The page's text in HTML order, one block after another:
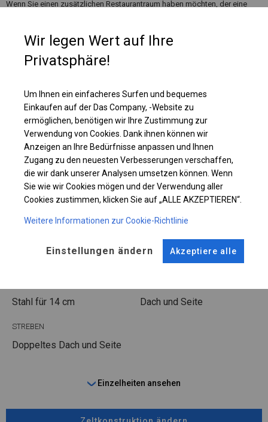
Wenn Sie einen zusätzlichen Restaurantraum haben möchten, der eine
ihre Funktionen erfüllen.
Plane ändern
KONSTRUKTION
POLAR PLUS
ANSCHLÜSSE
fi 54 mm
Stahl für 14 cm Dach und Seite
STREBEN
Doppeltes Dach und Seite
Einzelheiten ansehen
Wir legen Wert auf Ihre
Privatsphäre!
Um Ihnen ein einfacheres Surfen und bequemes
Einkaufen auf der Das Company, -Website zu
ermöglichen, benötigen wir Ihre Zustimmung zur
Verwendung von Cookies. Dank ihnen können wir
Anzeigen an Ihre Bedürfnisse anpassen und Ihnen
Zugang zu den neuesten Verbesserungen verschaffen,
die wir dank unserer Analysen umsetzen können. Wenn
Sie wie wir Cookies mögen und der Verwendung aller
Cookies zustimmen, klicken Sie auf „ALLE AKZEPTIEREN“.
Weitere Informationen zur Cookie-Richtlinie
Einstellungen ändern Akzeptiere alle